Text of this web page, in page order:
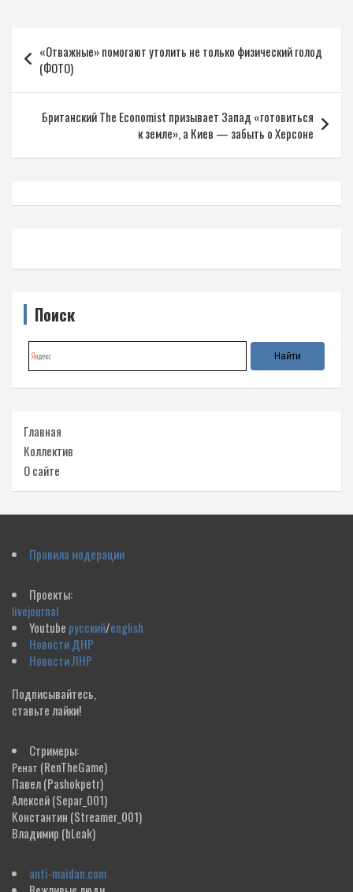
по
записям
«Отважные» помогают утолить не только физический голод
(ФОТО)
Британский The Economist призывает Запад «готовиться
к земле», а Киев — забыть о Херсоне
Поиск
Главная
Коллектив
О сайте
Правила модерации
Проекты:
livejournal
Youtube русский/english
Новости ДНР
Новости ЛНР
Подписывайтесь,
ставьте лайки!
Стримеры:
Ренат (RenTheGame)
Павел(Pashokpetr)
Алексей(Separ_001)
Константин (Streamer_001)
Владимир (bLeak)
anti-maidan.com